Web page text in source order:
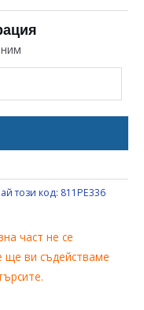
този код: 811PE336
част не се
ще ви съдействаме